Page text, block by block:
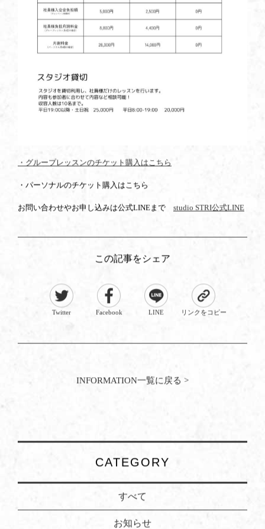
・グループレッスンのチケット購入はこちら
・パーソナルのチケット購入はこちら
お問い合わせやお申し込みは公式LINEまで studio STRI公式LINE
この記事をシェア
Twitter Facebook LINE リンクをコピー
INFORMATION一覧に戻る >
CATEGORY
すべて
お知らせ